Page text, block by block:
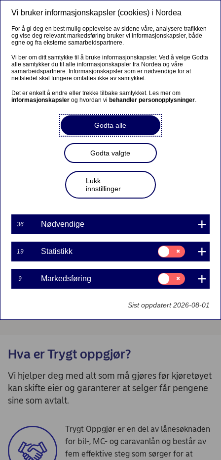
Trygt oppgjør - kjøp og selg
enkelt og trygt
Trygt oppgjør er en tjeneste som gjør brukthandelen
enkel og trygg for deg som tar opp lån til bil, bobil,
caravan eller MC i Nordea.
Søk bruktbillån med Trygt oppgjør
Godta Markedsføring-informasjonskapsler
for å
vise denne typen innhold fra Nordea
Hva er Trygt oppgjør?
Vi hjelper deg med alt som må gjøres før kjøretøyet
kan skifte eier og garanterer at selger får pengene
sine som avtalt.
Trygt Oppgjør er en del av lånesøknaden
for bil-, MC- og caravanlån og består av
fem effektive steg som sørger for at
Vi bruker informasjonskapsler (cookies) i Nordea
For å gi deg en best mulig opplevelse av sidene våre, analysere trafikken
og vise deg relevant markedsføring bruker vi informasjonskapsler, både
egne og fra eksterne samarbeidspartnere.
Vi ber om ditt samtykke til å bruke informasjonskapsler. Ved å velge Godta
alle samtykker du til alle informasjonskapsler fra Nordea og våre
samarbeidspartnere. Informasjonskapsler som er nødvendige for at
nettstedet skal fungere omfattes ikke av samtykket.
Det er enkelt å endre eller trekke tilbake samtykket. Les mer om
informasjonskapsler og hvordan vi behandler personopplysninger.
Godta alle
Godta valgte
Lukk
innstillinger
36 Nødvendige
19 Statistikk
Samtykke
til:
Statistikk
9 Markedsføring
Samtykke
til:
Markedsføring
Sist oppdatert 2026-08-01